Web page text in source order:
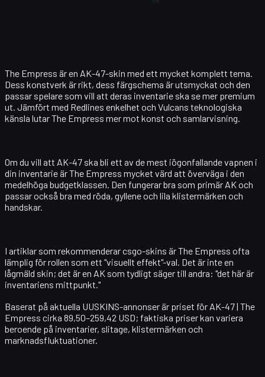
The Empress är en AK-47-skin med ett mycket komplett tema.
Dess konstverk är rikt, dess färgschema är utsmyckat och den
passar spelare som vill att deras inventarie ska se mer premium
ut. Jämfört med Redlines enkelhet och Vulcans teknologiska
känsla lutar The Empress mer mot konst och samlarvisning.
Om du vill att AK-47 ska bli ett av de mest iögonfallande vapnen i
din inventarie är The Empress mycket värd att överväga i den
medelhöga budgetklassen. Den fungerar bra som primär AK och
passar också bra med röda, gyllene och lila klistermärken och
handskar.
I artiklar som rekommenderar csgo-skins är The Empress ofta
lämplig för rollen som ett "visuellt effekt"-val. Det är inte en
lågmäld skin; det är en AK som tydligt säger till andra: "det här är
inventariens mittpunkt."
Baserat på aktuella UUSKINS-annonser är priset för AK-47 | The
Empress cirka 89,50–259,42 USD; faktiska priser kan variera
beroende på inventarier, slitage, klistermärken och
marknadsfluktuationer.